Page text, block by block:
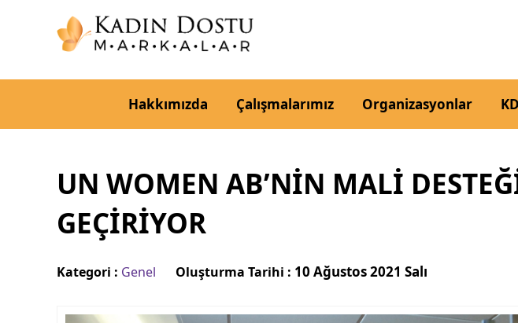
Hakkımızda Çalışmalarımız Organizasyonlar
UN WOMEN AB’NİN MALİ
GEÇİRİYOR
Kategori : Genel Oluşturma Tarihi : 10 Ağustos 2021 Salı